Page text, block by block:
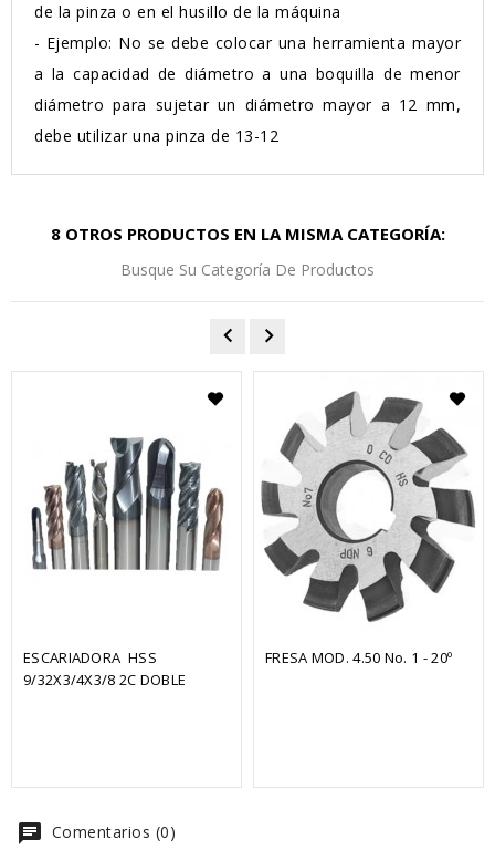
de la pinza o en el husillo de la máquina
- Ejemplo: No se debe colocar una herramienta mayor
a la capacidad de diámetro a una boquilla de menor
diámetro para sujetar un diámetro mayor a 12 mm,
debe utilizar una pinza de 13-12
8 OTROS PRODUCTOS EN LA MISMA CATEGORÍA:
Busque Su Categoría De Productos
ESCARIADORA  HSS
9/32X3/4X3/8 2C DOBLE
FRESA MOD. 4.50 No. 1 - 20º
chat Comentarios (0)